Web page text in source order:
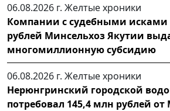
06.08.2026 г. Желтые хроники
Компании с судебными
рублей Минсельхоз Якутии
многомиллионную субсидию
06.08.2026 г. Желтые хроники
Нерюнгринский городской
потребовал 145,4 млн рублей